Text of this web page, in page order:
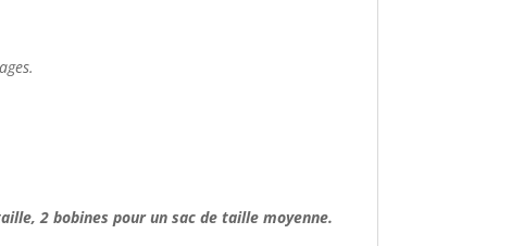
2 bobines pour un sac de taille moyenne.